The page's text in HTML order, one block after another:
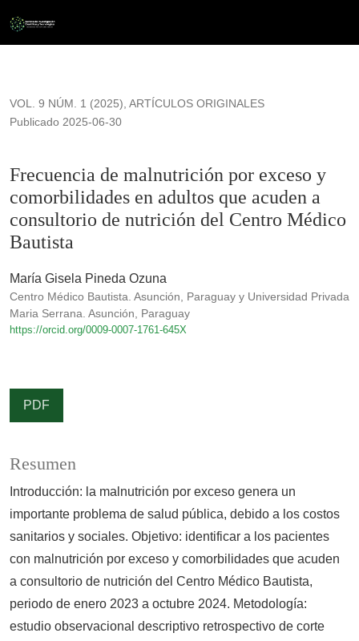
VOL. 9 NÚM. 1 (2025), ARTÍCULOS ORIGINALES
Frecuencia de malnutrición por exceso y
comorbilidades en adultos que acuden a
consultorio de nutrición del Centro Médico
Bautista
Publicado 2025-06-30
María Gisela Pineda Ozuna
Centro Médico Bautista. Asunción, Paraguay y Universidad Privada
Maria Serrana. Asunción, Paraguay
https://orcid.org/0009-0007-1761-645X
PDF
Resumen
Introducción: la malnutrición por exceso genera un
importante problema de salud pública, debido a los costos
sanitarios y sociales. Objetivo: identificar a los pacientes
con malnutrición por exceso y comorbilidades que acuden
a consultorio de nutrición del Centro Médico Bautista,
periodo de enero 2023 a octubre 2024. Metodología:
estudio observacional descriptivo retrospectivo de corte